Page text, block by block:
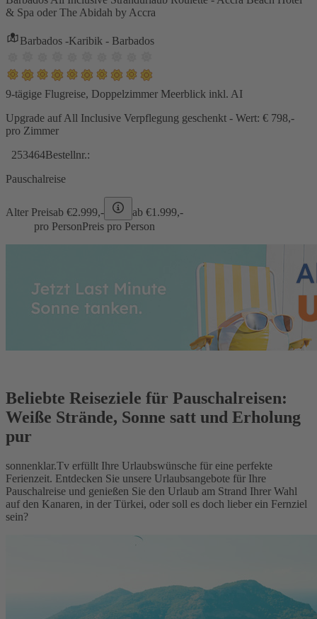
& Spa oder The Abidah by Accra
Barbados -Karibik - Barbados
9-tägige Flugreise, Doppelzimmer Meerblick inkl. AI
Upgrade auf All Inclusive Verpflegung geschenkt - Wert: € 798,-
pro Zimmer
253464Bestellnr.:
Pauschalreise
Alter Preisab €2.999,- ab €1.999,-
pro PersonPreis pro Person
Beliebte Reiseziele für Pauschalreisen:
Weiße Strände, Sonne satt und Erholung
pur
sonnenklar.Tv erfüllt Ihre Urlaubswünsche für eine perfekte
Ferienzeit. Entdecken Sie unsere Urlaubsangebote für Ihre
Pauschalreise und genießen Sie den Urlaub am Strand Ihrer Wahl
auf den Kanaren, in der Türkei, oder soll es doch lieber ein Fernziel
sein?